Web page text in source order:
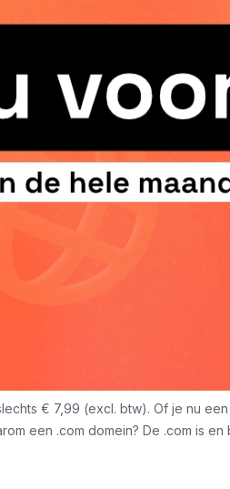
€ 7,99 (excl. btw). Of je nu
een .com domein? De .com is